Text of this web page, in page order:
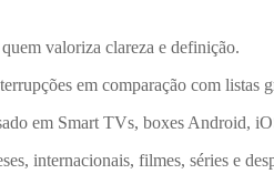
valoriza clareza e definição.
em comparação com listas
em Smart TVs, boxes Android,
internacionais, filmes, séries e